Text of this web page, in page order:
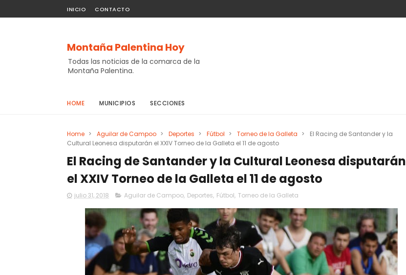
INICIO CONTACTO
Montaña Palentina Hoy
Todas las noticias de la comarca de la
Montaña Palentina.
HOME MUNICIPIOS SECCIONES
Home > Aguilar de Campoo > Deportes > Fútbol > Torneo de la Galleta >
El Racing de Santander y la
Cultural Leonesa disputarán el XXIV Torneo de la Galleta el 11 de agosto
El Racing de Santander y la Cultural Leonesa disputarán
el XXIV Torneo de la Galleta el 11 de agosto
julio 31, 2018 Aguilar de Campoo, Deportes, Fútbol, Torneo de la Galleta